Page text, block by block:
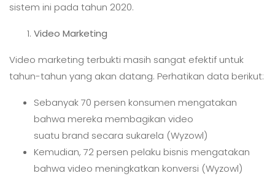
sistem ini pada tahun 2020.
Video Marketing
Video marketing terbukti masih sangat efektif untuk
tahun-tahun yang akan datang. Perhatikan data berikut:
Sebanyak 70 persen konsumen mengatakan
bahwa mereka membagikan video
suatu brand secara sukarela (Wyzowl)
Kemudian, 72 persen pelaku bisnis mengatakan
bahwa video meningkatkan konversi (Wyzowl)